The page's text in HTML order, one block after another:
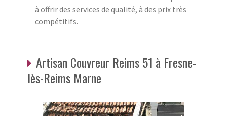
à offrir des services de qualité, à des prix très
compétitifs.
Artisan Couvreur Reims 51 à Fresne-
lès-Reims Marne